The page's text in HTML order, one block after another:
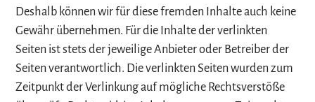
Deshalb können wir für diese fremden Inhalte auch keine
Gewähr übernehmen. Für die Inhalte der verlinkten
Seiten ist stets der jeweilige Anbieter oder Betreiber der
Seiten verantwortlich. Die verlinkten Seiten wurden zum
Zeitpunkt der Verlinkung auf mögliche Rechtsverstöße